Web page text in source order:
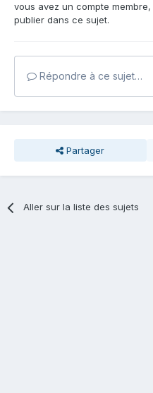
vous avez un compte membre,
publier dans ce sujet.
Répondre à ce sujet…
Partager
Aller sur la liste des sujets